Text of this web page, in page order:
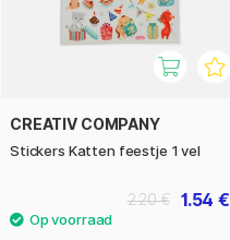
CREATIV COMPANY
Stickers Katten feestje 1 vel
1.54 €
2.20 €